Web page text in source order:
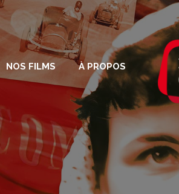
NOS FILMS À PROPOS